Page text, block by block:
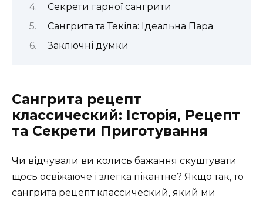
Секрети гарної сангрити
Сангрита та Текіла: Ідеальна Пара
Заключні думки
Сангрита рецепт
классический: Історія, Рецепт
та Секрети Приготування
Чи відчували ви колись бажання скуштувати
щось освіжаюче і злегка пікантне? Якщо так, то
сангрита рецепт классический, який ми